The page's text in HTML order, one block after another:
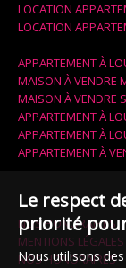
LOCATION
LOCATION
APPARTEMENT À
MAISON À VENDRE
MAISON À VENDRE
APPARTEMENT À
APPARTEMENT À
APPARTEMENT À
NOS HONORAIRES
MENTIONS LÉGALES
NOS HONORAIRES
Le respect
priorité
Nous utilisons